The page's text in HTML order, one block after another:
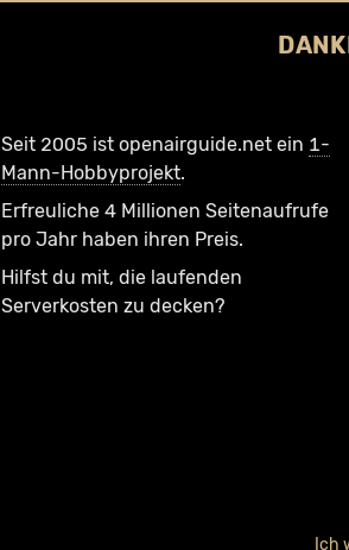
Seit 2005 ist openairguide.net ein 1-
Mann-Hobbyprojekt.
Erfreuliche 4 Millionen Seiten­aufrufe
pro Jahr haben ihren Preis.
Hilfst du mit, die laufenden
Serverkosten zu decken?
Ich